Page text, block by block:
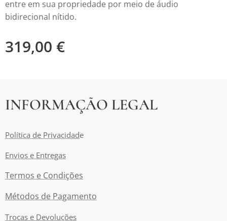
entre em sua propriedade por meio de áudio
bidirecional nítido.
319,00 €
INFORMAÇÃO LEGAL
Política de Privacidade
Envios e Entregas
Termos e Condições
Métodos de Pagamento
Trocas e Devoluções